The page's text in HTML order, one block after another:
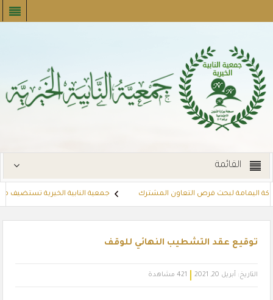
القائمة
اليمامة لبحث فرص التعاون المشترك جمعية النابية الخيرية تستضيف
توقيع عقد التشطيب النهائي للوقف
التاريخ: أبريل 20, 2021 421 مشاهدة